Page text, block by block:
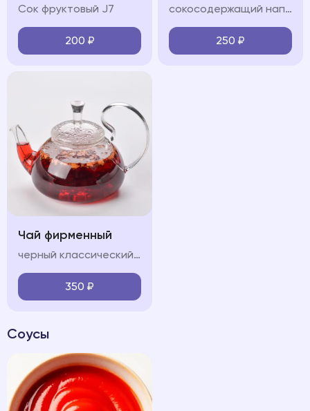
Сок фруктовый J7
200 ₽
сокосодержащий напиток с разными вкусами на выбор: инжир манго апельсин, яблоко, клюбника
250 ₽
Чай фирменный
черный классический/Зеленый классический/Горные травы/Лесные ягоды
350 ₽
Соусы